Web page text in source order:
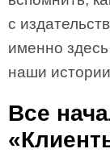
с
именно
наши
Все